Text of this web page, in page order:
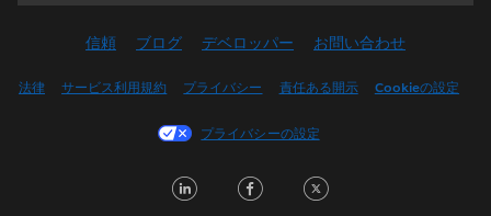
English (UK)
Français (Canada)
Italiano
信頼 ブログ デベロッパー お問い合わせ
法律 サービス利用規約 プライバシー 責任ある開示 Cookieの設定
プライバシーの設定
LinkedInFacebook